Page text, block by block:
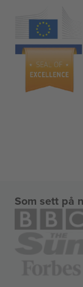
Som sett på